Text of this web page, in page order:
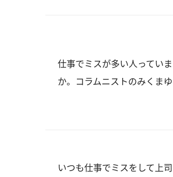
仕事でミスが多い人ってい
か。コラムニストのみくま
いつも仕事でミスをして上